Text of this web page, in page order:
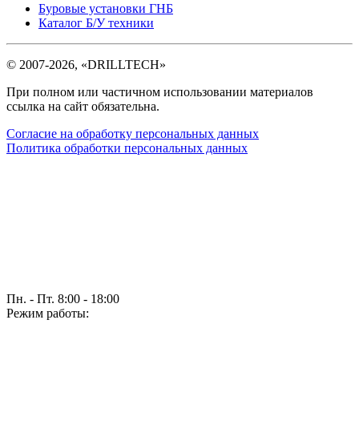
Буровые установки ГНБ
Каталог Б/У техники
© 2007-2026, «DRILLTECH»
При полном или частичном использовании материалов
ссылка на сайт обязательна.
Согласие на обработку персональных данных
Политика обработки персональных данных
Пн. - Пт. 8:00 - 18:00
Режим работы: